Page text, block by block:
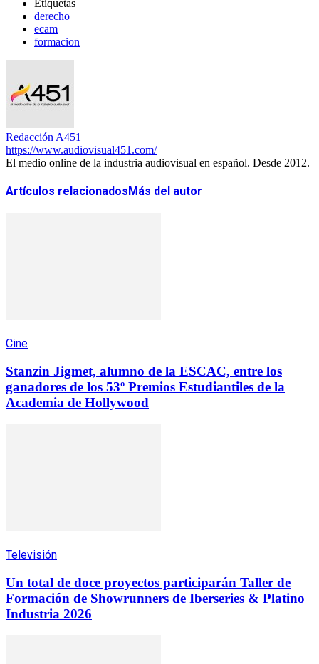
Etiquetas
derecho
ecam
formacion
Redacción A451
https://www.audiovisual451.com/
El medio online de la industria audiovisual en español. Desde 2012.
Artículos relacionadosMás del autor
Cine
Stanzin Jigmet, alumno de la ESCAC, entre los
ganadores de los 53º Premios Estudiantiles de la
Academia de Hollywood
Televisión
Un total de doce proyectos participarán Taller de
Formación de Showrunners de Iberseries & Platino
Industria 2026